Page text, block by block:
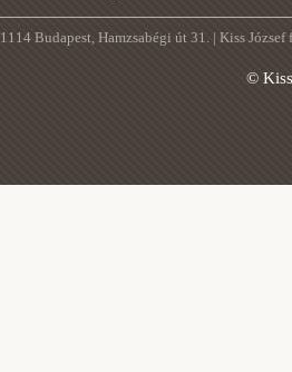
1114 Budapest, Hamzsabégi út 31. | Kiss
©